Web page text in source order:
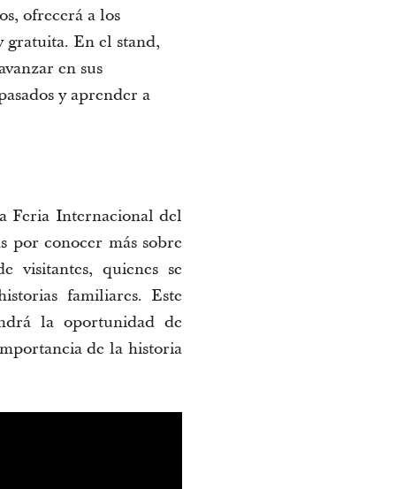
ofrecerá a los
gratuita. En el stand,
en sus
y aprender a
Feria Internacional del
por conocer más sobre
visitantes, quienes se
familiares. Este
la oportunidad de
de la historia